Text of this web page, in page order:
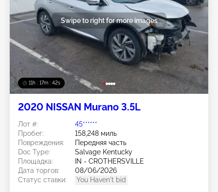
11h : 17m : 40s
Swipe to right for more images
2020 NISSAN Murano 3.5L
Лот #:
45******
Пробег:
158,248 миль
Повреждения:
Передняя часть
Doc Type:
Salvage Kentucky
Площадка:
IN - CROTHERSVILLE
Дата торгов:
08/06/2026
Статус ставки:
You Haven't bid